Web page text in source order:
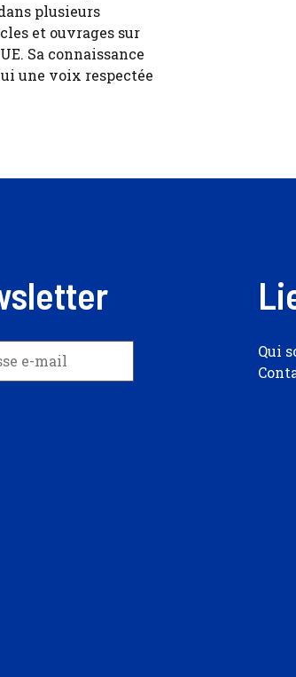
plusieurs
et ouvrages sur
Sa connaissance
une voix respectée
Qui